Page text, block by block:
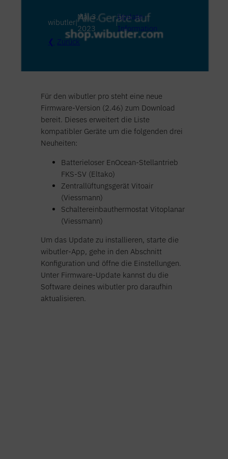
wibutler|
Mai 3,
2023
|
Update-
Information
Zurück
Für den wibutler pro steht eine neue
Firmware-Version (2.46) zum Download
bereit. Dieses erweitert die Liste
kompatibler Geräte um die folgenden drei
Neuheiten:
Batterieloser EnOcean-Stellantrieb
FKS-SV (Eltako)
Zentrallüftungsgerät Vitoair
(Viessmann)
Schaltereinbauthermostat Vitoplanar
(Viessmann)
Um das Update zu installieren, starte die
wibutler-App, gehe in den Abschnitt
Konfiguration und öffne die Einstellungen.
Unter Firmware-Update kannst du die
Software deines wibutler pro daraufhin
aktualisieren.